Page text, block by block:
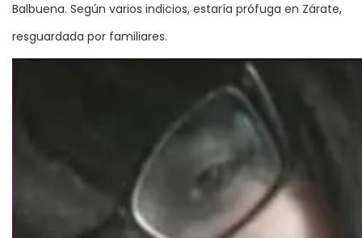
Balbuena. Según varios indicios, estaría prófuga en Zárate,
resguardada por familiares.